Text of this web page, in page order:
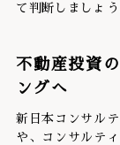
て判断しましょう
不動産投資
ングへ
新日本コンサル
や、コンサルテ